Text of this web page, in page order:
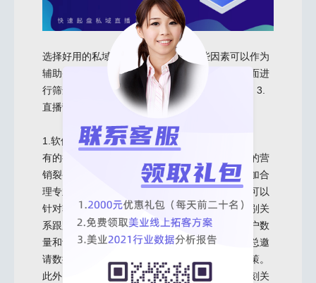
选择好用的私域直播平台，其实有一些因素可以作为
辅助条件，帮我们做出决策，可以从以下三个方面进
行筛选：1.软件商的专业性；2.功能行业匹配度；3.
直播营销赋能
1.软件商专业性
有的行业在进行私域直播布局的时候，对于私域的营
销裂变有一定需求，并且系统功能的规划也要更加合
理专业，因此在选择私域直播软件的时候，我们可以
针对软件商的功能布局进行考察。例如，邀请级别关
系跟踪可以实时统计出，不同的等级所邀请的客户数
量和订单情况。直播系统的后台还可以查看所有总邀
请数据，便于品牌方可以及时调整裂变策略和政策。
此外，还可以随时查询粉丝和团队订单功能，时刻关